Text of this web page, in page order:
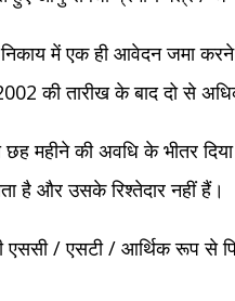
में एक ही आवेदन जमा करने
की तारीख के बाद दो से
छह महीने की अवधि के भीतर
है और उसके रिश्तेदार नहीं हैं।
एससी / एसटी / आर्थिक रूप